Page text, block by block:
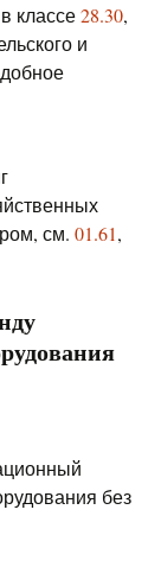
классе28.30,
и
см. 01.61,
без